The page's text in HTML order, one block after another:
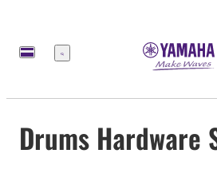
Menü
Drums Hardware